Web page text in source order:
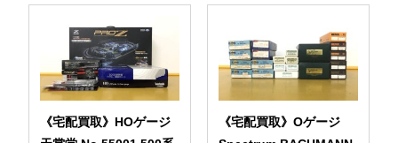
《宅配買取》HOゲージ
《宅配買取》Oゲージ